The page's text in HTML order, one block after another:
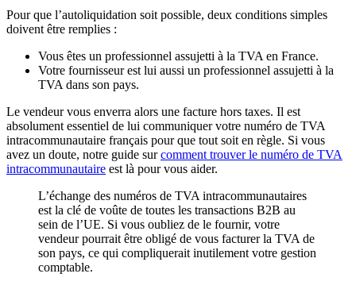
Pour que l’autoliquidation soit possible, deux conditions simples
doivent être remplies :
Vous êtes un professionnel assujetti à la TVA en France.
Votre fournisseur est lui aussi un professionnel assujetti à la
TVA dans son pays.
Le vendeur vous enverra alors une facture hors taxes. Il est
absolument essentiel de lui communiquer votre numéro de TVA
intracommunautaire français pour que tout soit en règle. Si vous
avez un doute, notre guide surcomment trouver le numéro de TVA
intracommunautaire est là pour vous aider.
L’échange des numéros de TVA intracommunautaires
est la clé de voûte de toutes les transactions B2B au
sein de l’UE. Si vous oubliez de le fournir, votre
vendeur pourrait être obligé de vous facturer la TVA de
son pays, ce qui compliquerait inutilement votre gestion
comptable.